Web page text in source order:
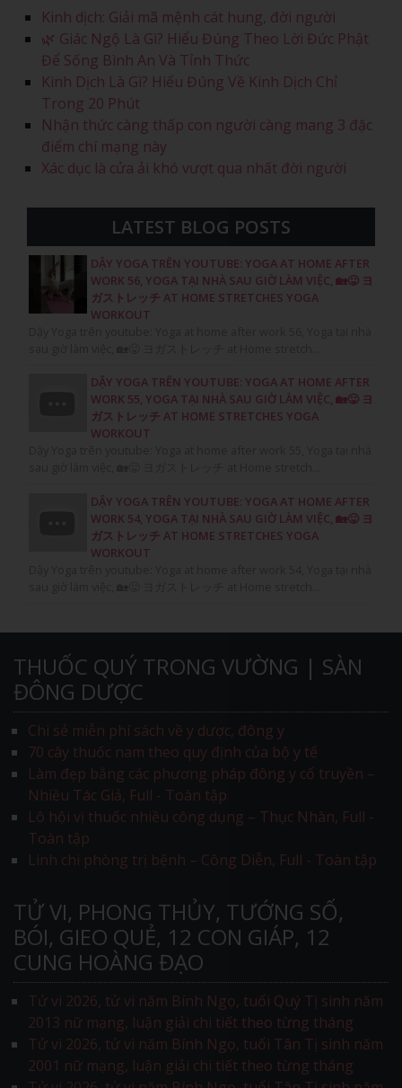
Kinh dịch: Giải mã mệnh cát hung, đời người
🌿 Giác Ngộ Là Gì? Hiểu Đúng Theo Lời Đức Phật
Để Sống Bình An Và Tỉnh Thức
Kinh Dịch Là Gì? Hiểu Đúng Về Kinh Dịch Chỉ
Trong 20 Phút
Nhận thức càng thấp con người càng mang 3 đặc
điểm chí mạng này
Xác dục là cửa ải khó vượt qua nhất đời người
LATEST BLOG POSTS
DẬY YOGA TRÊN YOUTUBE: YOGA AT HOME AFTER
WORK 56, YOGA TẠI NHÀ SAU GIỜ LÀM VIỆC, 🏡😛 ヨ
ガストレッチ AT HOME STRETCHES YOGA
WORKOUT
DẬY YOGA TRÊN YOUTUBE: YOGA AT HOME AFTER
WORK 55, YOGA TẠI NHÀ SAU GIỜ LÀM VIỆC, 🏡😛 ヨ
ガストレッチ AT HOME STRETCHES YOGA
WORKOUT
DẬY YOGA TRÊN YOUTUBE: YOGA AT HOME AFTER
WORK 54, YOGA TẠI NHÀ SAU GIỜ LÀM VIỆC, 🏡😛 ヨ
ガストレッチ AT HOME STRETCHES YOGA
WORKOUT
THUỐC QUÝ TRONG VƯỜNG | SÀN
ĐÔNG DƯỢC
Chi sẻ miễn phí sách về y dược, đông y
70 cây thuốc nam theo quy định của bộ y tế
Làm đẹp bằng các phương pháp đông y cổ truyền –
Nhiều Tác Giả, Full - Toàn tập
Lô hội vị thuốc nhiều công dụng – Thục Nhàn, Full -
Toàn tập
Linh chi phòng trị bệnh – Công Diễn, Full - Toàn tập
TỬ VI, PHONG THỦY, TƯỚNG SỐ,
BÓI, GIEO QUẺ, 12 CON GIÁP, 12
CUNG HOÀNG ĐẠO
Tử vi 2026, tử vi năm Bính Ngọ, tuổi Quý Tị sinh năm
2013 nữ mạng, luận giải chi tiết theo từng tháng
Tử vi 2026, tử vi năm Bính Ngọ, tuổi Tân Tị sinh năm
2001 nữ mạng, luận giải chi tiết theo từng tháng